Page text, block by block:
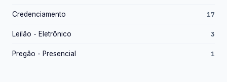
Credenciamento 17
Leilão - Eletrônico 3
Pregão - Presencial 1